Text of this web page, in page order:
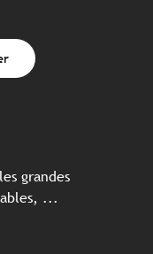
grandes
...